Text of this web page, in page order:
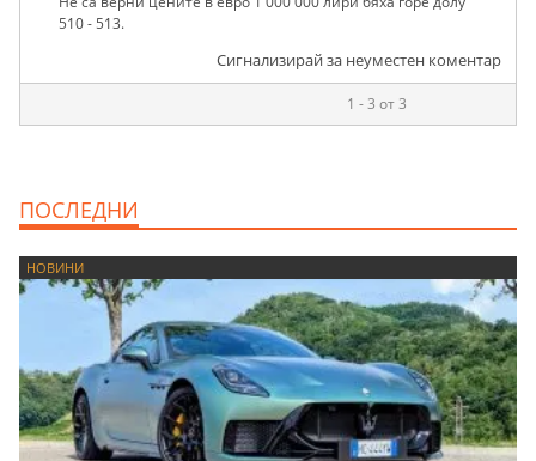
510 - 513.
Сигнализирай за неуместен коментар
1 - 3 от 3
ПОСЛЕДНИ
НОВИНИ